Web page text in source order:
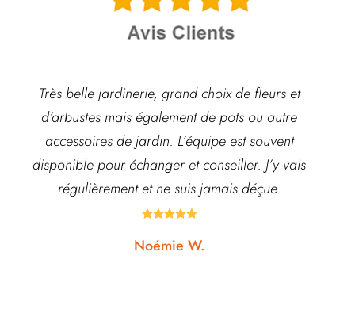
Très belle jardinerie, grand choix de fleurs et
d’arbustes mais également de pots ou autre
accessoires de jardin. L’équipe est souvent
disponible pour échanger et conseiller. J’y vais
régulièrement et ne suis jamais déçue.

Noémie W.